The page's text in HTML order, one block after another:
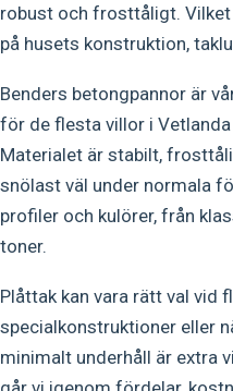
robust och frosttåligt.
på husets konstruktion,
Benders betongpannor är
för de flesta villor i
Materialet är stabilt,
snölast väl under normala
profiler och kulörer, från
toner.
Plåttak kan vara rätt val vid
specialkonstruktioner eller
minimalt underhåll är extra